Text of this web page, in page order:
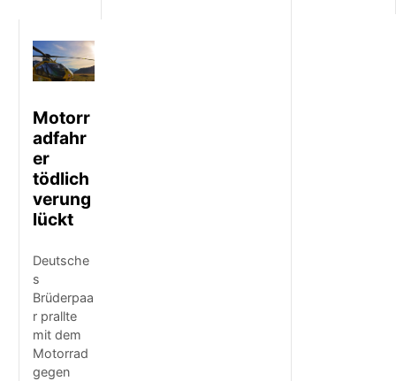
Motorr
adfahr
er
tödlich
verung
lückt
Deutsche
s
Brüderpaa
r prallte
mit dem
Motorrad
gegen